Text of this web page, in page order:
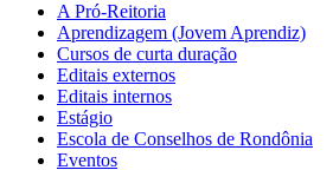
A Pró-Reitoria
Aprendizagem (Jovem Aprendiz)
Cursos de curta duração
Editais externos
Editais internos
Estágio
Escola de Conselhos de Rondônia
Eventos